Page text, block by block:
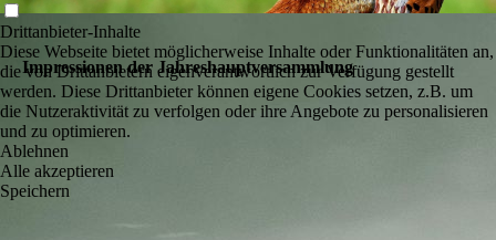
Impressionen der Jahreshauptversammlung
Drittanbieter-Inhalte
Diese Webseite bietet möglicherweise Inhalte oder Funktionalitäten an,
die von Drittanbietern eigenverantwortlich zur Verfügung gestellt
werden. Diese Drittanbieter können eigene Cookies setzen, z.B. um
die Nutzeraktivität zu verfolgen oder ihre Angebote zu personalisieren
und zu optimieren.
Ablehnen
Alle akzeptieren
Speichern